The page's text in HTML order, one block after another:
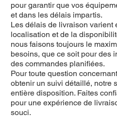
pour garantir que vos
et dans les délais impartis.
Les délais de livraison varient
localisation et de la
nous faisons toujours le
besoins, que ce soit pour des
des commandes planifiées.
Pour toute question
obtenir un suivi détaillé, notre
entière disposition. Faites
pour une expérience de
souci.